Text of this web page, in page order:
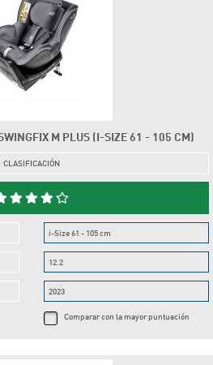
M PLUS (I-SIZE 61 - 105 CM)
CLASIFICACIÓN
i-Size 61 - 105 cm
12.2
2023
Comparar con la mayor puntuación